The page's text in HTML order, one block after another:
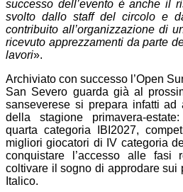
successo dell’evento è anche il
svolto dallo staff del circolo e
contribuito all’organizzazione di
ricevuto apprezzamenti da parte
lavori».
Archiviato con successo l’Open
San Severo guarda già al
sanseverese si prepara infatti ad
della stagione primavera-
quarta categoria IBI2027,
migliori giocatori di IV categoria
conquistare l’accesso alle fasi
coltivare il sogno di approdare sui
Italico.